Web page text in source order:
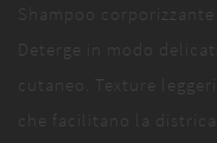
Shampoo
Deterge in modo
cutaneo. Texture
che facilitano la